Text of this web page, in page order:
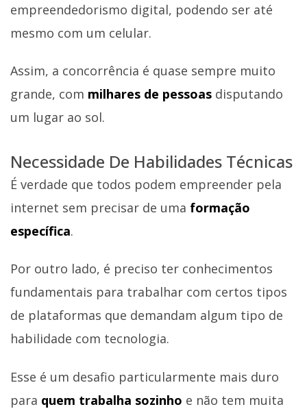
empreendedorismo digital, podendo ser até
mesmo com um celular.
Assim, a concorrência é quase sempre muito
grande, com milhares de pessoas disputando
um lugar ao sol.
Necessidade De Habilidades Técnicas
É verdade que todos podem empreender pela
internet sem precisar de uma formação
específica.
Por outro lado, é preciso ter conhecimentos
fundamentais para trabalhar com certos tipos
de plataformas que demandam algum tipo de
habilidade com tecnologia.
Esse é um desafio particularmente mais duro
para quem trabalha sozinho e não tem muita